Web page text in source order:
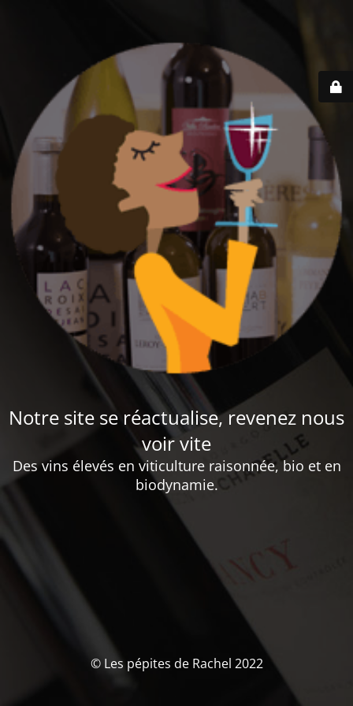
Notre site se réactualise, revenez nous
voir vite
Des vins élevés en viticulture raisonnée, bio et en
biodynamie.
© Les pépites de Rachel 2022